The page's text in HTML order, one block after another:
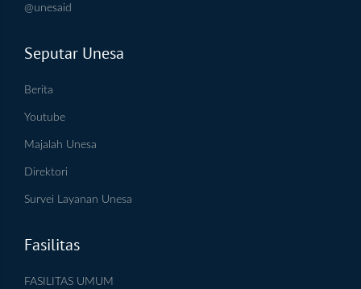
@unesaid
Seputar Unesa
Berita
Youtube
Majalah Unesa
Direktori
Survei Layanan Unesa
Fasilitas
FASILITAS UMUM